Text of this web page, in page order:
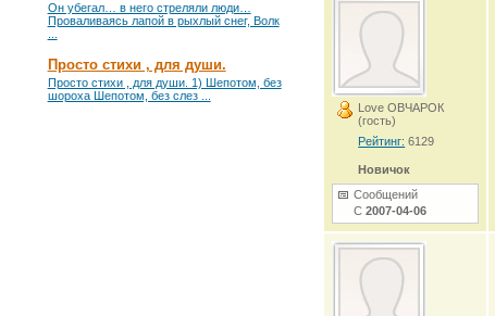
Он убегал… в него стреляли люди…
Проваливаясь лапой в рыхлый снег, Волк
Просто стихи , для души.
Просто стихи , для души. 1) Шепотом, без
шороха Шепотом, без слез ...
Love ОВЧАРОК
(гость)
Рейтинг: 6129
Новичок
Сообщений
С2007-04-06